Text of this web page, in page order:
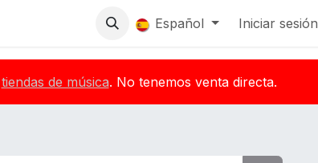
Español Iniciar sesión
tiendas de música. No tenemos venta directa.